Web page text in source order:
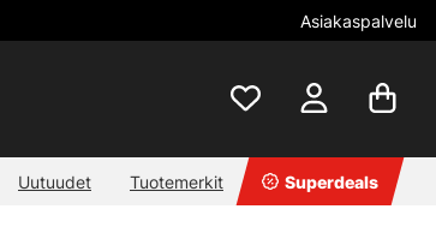
Asiakaspalvelu
Uutuudet Tuotemerkit Superdeals